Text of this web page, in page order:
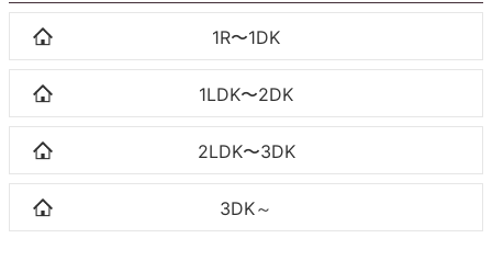
1R〜1DK
1LDK〜2DK
2LDK〜3DK
3DK～